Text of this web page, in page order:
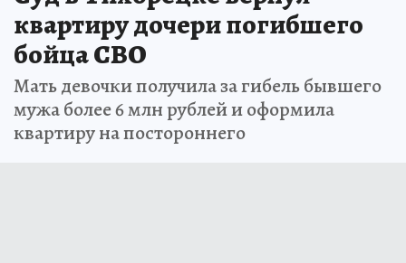
квартиру дочери погибшего
бойца СВО
Мать девочки получила за гибель бывшего
мужа более 6 млн рублей и оформила
квартиру на постороннего